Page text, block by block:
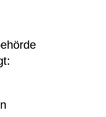
: